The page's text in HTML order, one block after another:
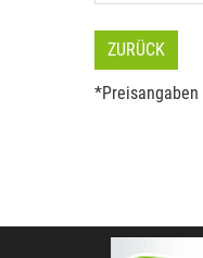
ZURÜCK